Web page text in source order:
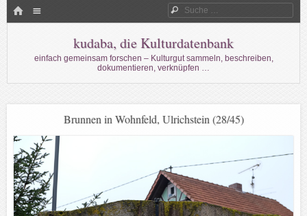
HOME Suche
kudaba, die Kulturdatenbank
einfach gemeinsam forschen – Kulturgut sammeln, beschreiben,
dokumentieren, verknüpfen …
Brunnen in Wohnfeld, Ulrichstein (28/45)